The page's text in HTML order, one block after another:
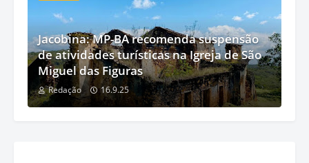
Jacobina: MP-BA recomenda suspensão
de atividades turísticas na Igreja de São
Miguel das Figuras
Redação 16.9.25